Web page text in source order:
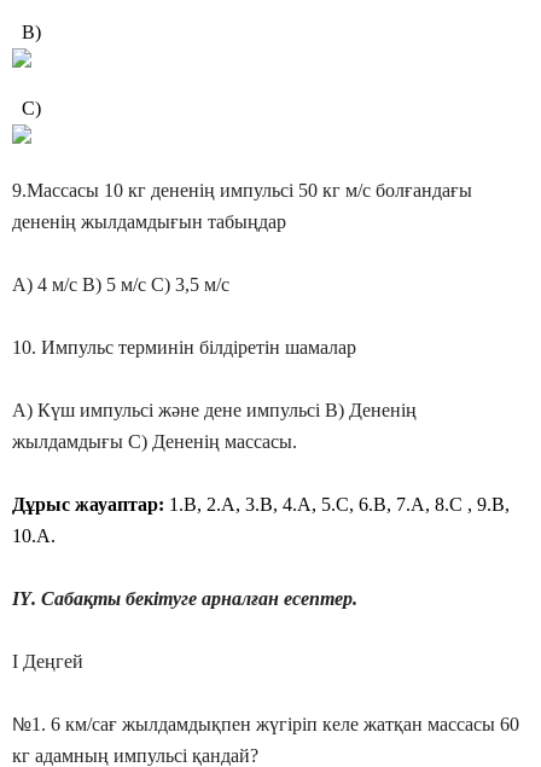
B)
C)
9.Массасы 10 кг дененің импульсі 50 кг м/с болғандағы
дененің жылдамдығын табыңдар
А) 4 м/с В) 5 м/с С) 3,5 м/с
10. Импульс терминін білдіретін шамалар
А) Күш импульсі және дене импульсі В) Дененің
жылдамдығы С) Дененің массасы.
Дұрыс жауаптар: 1.В, 2.А, 3.В, 4.А, 5.С, 6.В, 7.А, 8.C , 9.В,
10.А.
ІҮ. Сабақты бекітуге арналған есептер.
І Деңгей
№1. 6 км/сағ жылдамдықпен жүгіріп келе жатқан массасы 60
кг адамның импульсі қандай?